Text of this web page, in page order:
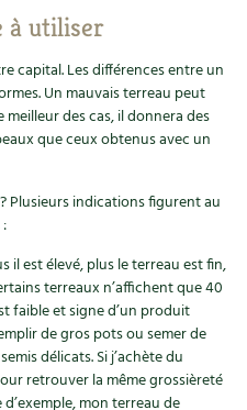
à utiliser
capital. Les différences entre un
Un mauvais terreau peut
des cas, il donnera des
que ceux obtenus avec un
Plusieurs indications figurent au
il est élevé, plus le terreau est fin,
terreaux n’affichent que 40
faible et signe d’un produit
de gros pots ou semer de
délicats. Si j’achète du
retrouver la même grossièreté
mon terreau de